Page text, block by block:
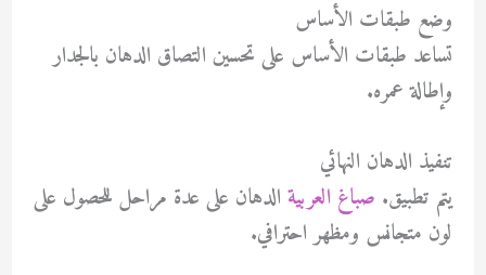
وضع طبقات الأساس
تساعد طبقات الأساس على تحسين التصاق الدهان بالجدار
وإطالة عمره.
تنفيذ الدهان النهائي
يتم تطبيق. صباغ العربية الدهان على عدة مراحل للحصول على
لون متجانس ومظهر احترافي.